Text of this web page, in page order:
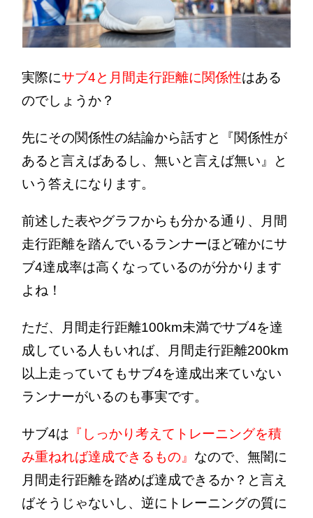
実際にサブ4と月間走行距離に関係性はある
のでしょうか？
先にその関係性の結論から話すと『関係性が
あると言えばあるし、無いと言えば無い』と
いう答えになります。
前述した表やグラフからも分かる通り、月間
走行距離を踏んでいるランナーほど確かにサ
ブ4達成率は高くなっているのが分かります
よね！
ただ、月間走行距離100km未満でサブ4を達
成している人もいれば、月間走行距離200km
以上走っていてもサブ4を達成出来ていない
ランナーがいるのも事実です。
サブ4は 『しっかり考えてトレーニングを積
み重ねれば達成できるもの』 なので、無闇に
月間走行距離を踏めば達成できるか？と言え
ばそうじゃないし、逆にトレーニングの質に